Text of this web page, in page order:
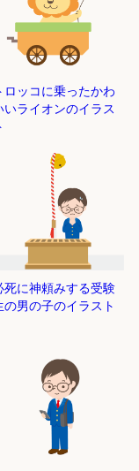
ロッコに乗ったかわ
いライオンのイラス
死に神頼みする受験
の男の子のイラスト